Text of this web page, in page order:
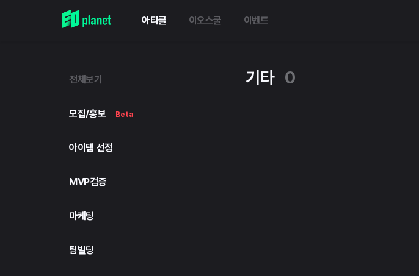
아티클 이오스쿨 이벤트
전체보기
모집/홍보 Beta
아이템 선정
MVP검증
마케팅
팀빌딩
기타 0